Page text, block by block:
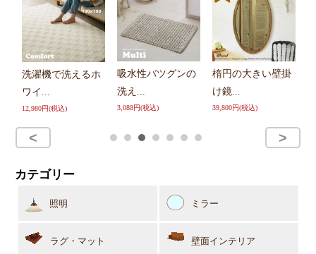
吸水性バツグンの
洗え...
3,088円(税込)
楕円の大きい壁掛
け鏡...
39,800円(税込)
ウォールミラー 洗
面...
15,200円(税込)
カテゴリー
照明 ミラー
ラグ・マット 壁面インテリア